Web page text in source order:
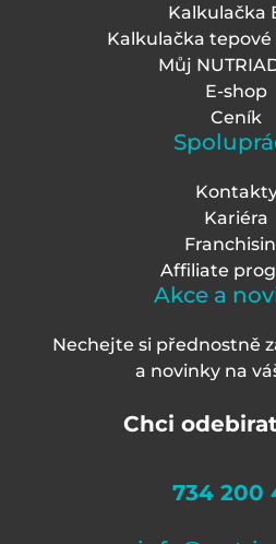
Kalkulačka
Kalkulačka
Můj
E-shop
Ceník
Kariéra
Affiliate
Akce a
Nechejte si přednostně
a novinky na
Chci
734 200